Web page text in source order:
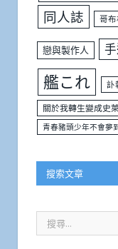
同人誌 哥
戀與製作人
艦これ 訃
關於我轉生變成史
青春豬頭少年不會夢
搜索文章